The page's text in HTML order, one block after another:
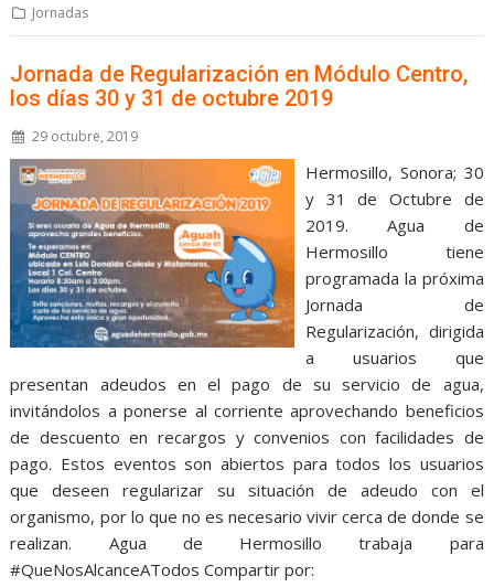
Jornadas
Jornada de Regularización en Módulo Centro,
los días 30 y 31 de octubre 2019
29 octubre, 2019
Hermosillo, Sonora; 30
y 31 de Octubre de
2019. Agua de
Hermosillo tiene
programada la próxima
Jornada de
Regularización, dirigida
a usuarios que
presentan adeudos en el pago de su servicio de agua,
invitándolos a ponerse al corriente aprovechando beneficios
de descuento en recargos y convenios con facilidades de
pago. Estos eventos son abiertos para todos los usuarios
que deseen regularizar su situación de adeudo con el
organismo, por lo que no es necesario vivir cerca de donde se
realizan. Agua de Hermosillo trabaja para
#QueNosAlcanceATodos Compartir por: